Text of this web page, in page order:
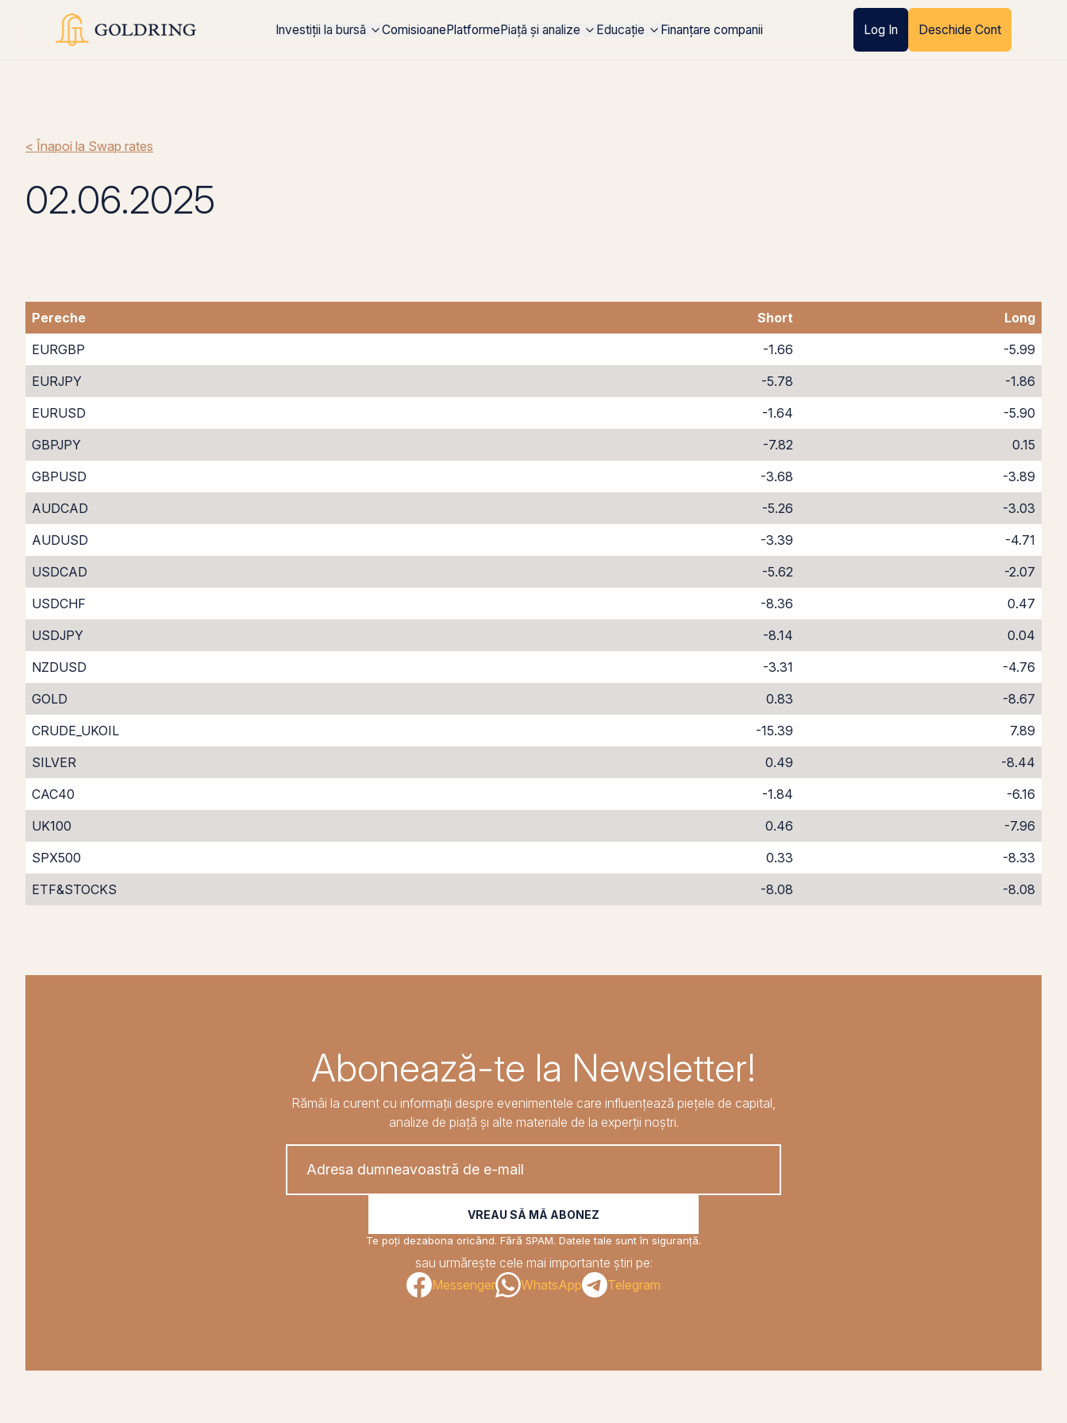
Investiții la bursă ComisioanePlatformePiață și analize Educație Finanțare companii Log In Deschide Cont
< Înapoi la Swap rates
02.06.2025
Pereche Short
Long
EURGBP
-1.66
-5.99
EURJPY
-5.78
-1.86
EURUSD
-1.64
-5.90
GBPJPY
-7.82
0.15
GBPUSD
-3.68
-3.89
AUDCAD
-5.26
-3.03
AUDUSD
-3.39
-4.71
USDCAD
-5.62
-2.07
USDCHF
-8.36
0.47
USDJPY
-8.14
0.04
NZDUSD
-3.31
-4.76
GOLD
0.83
-8.67
CRUDE_UKOIL
-15.39
7.89
SILVER
0.49
-8.44
CAC40
-1.84
-6.16
UK100
0.46
-7.96
SPX500
0.33
-8.33
ETF&STOCKS
-8.08 -8.08
Abonează-te la Newsletter!
Rămâi la curent cu informații despre evenimentele care influențează piețele de capital,
analize de piață și alte materiale de la experții noștri.
VREAU SĂ MĂ ABONEZ
Te poți dezabona oricând. Fără SPAM. Datele tale sunt în siguranță.
sau urmărește cele mai importante știri pe:
Messenger
WhatsApp Telegram